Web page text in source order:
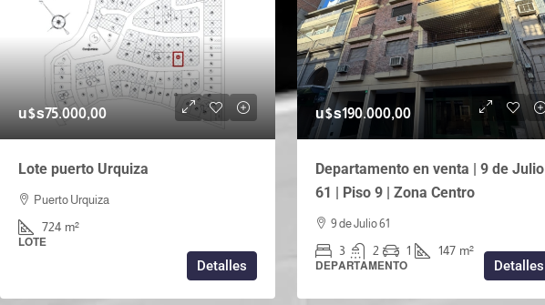
u$s75.000,00
Lote puerto Urquiza
Puerto Urquiza
724 m²
LOTE
Detalles
u$s190.000,00
Departamento en venta | 9 de Julio
61 | Piso 9 | Zona Centro
9 de Julio 61
3 2 1 147 m²
DEPARTAMENTO Detalles